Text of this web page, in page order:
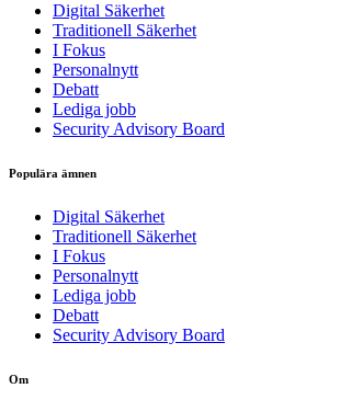
Digital Säkerhet
Traditionell Säkerhet
I Fokus
Personalnytt
Debatt
Lediga jobb
Security Advisory Board
Populära ämnen
Digital Säkerhet
Traditionell Säkerhet
I Fokus
Personalnytt
Lediga jobb
Debatt
Security Advisory Board
Om